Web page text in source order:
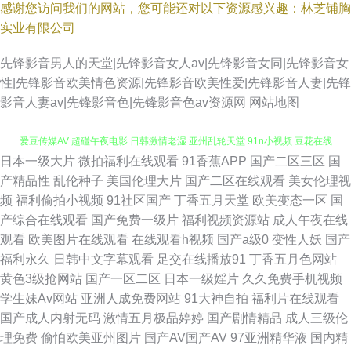
感谢您访问我们的网站，您可能还对以下资源感兴趣：林芝铺胸
实业有限公司
先锋影音男人的天堂|先锋影音女人av|先锋影音女同|先锋影音女
性|先锋影音欧美情色资源|先锋影音欧美性爱|先锋影音人妻|先锋
影音人妻av|先锋影音色|先锋影音色av资源网 网站地图
香蕉视频污黄 加勒比av123 91很很爱 97在线b'b www成人电影 jk啪啪内射
爱豆传媒AV 超碰午夜电影 日韩激情老湿 亚州乱轮天堂 91n小视频 豆花在线
精东黄色 玖玖av影院 男人女人做爱网站 日韩精品视频12 五月激情网站 综合
色图欧美 91沙发视频 成人91破解版 丁香伊人影院 丰满av 福利视频导航网
站 国产天天无日日 韩日欧美操操操 久草国产视频 久久五月亭 欧美波霸OL
日本一级大片 微拍福利在线观看 91香蕉APP 国产二区三区 国
产精品性 乱伦种子 美国伦理大片 国产二区在线观看 美女伦理视
频 福利偷拍小视频 91社区国产 丁香五月天堂 欧美变态一区 国
产综合在线观看 国产免费一级片 福利视频资源站 成人午夜在线
观看 欧美图片在线观看 在线观看h视频 国产a级0 变性人妖 国产
福利永久
日韩中文字幕观看 足交在线播放91 丁香五月色网站
黄色3级抢网站 国产一区二区 日本一级婬片 久久免费手机视频
学生妹Av网站 亚洲人成免费网站 91大神自拍 福利片在线观看
国产成人内射无码 激情五月极品婷婷 国产剧情精品 成人三级伦
理免费 偷怕欧美亚州图片 国产AV国产AV 97亚洲精华液 国内精